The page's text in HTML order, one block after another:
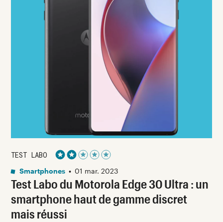
Test Labo du Motorola Edge 30 Ultra : un
smartphone haut de gamme discret
mais réussi
TEST LABO
Noté 2 étoiles sur 5
Smartphones • 01 mar. 2023